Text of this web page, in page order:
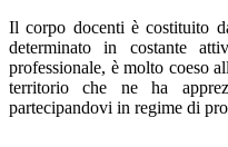
Il corpo docenti è costituito
determinato in costante
professionale, è molto coeso
territorio che ne ha
partecipandovi in regime di